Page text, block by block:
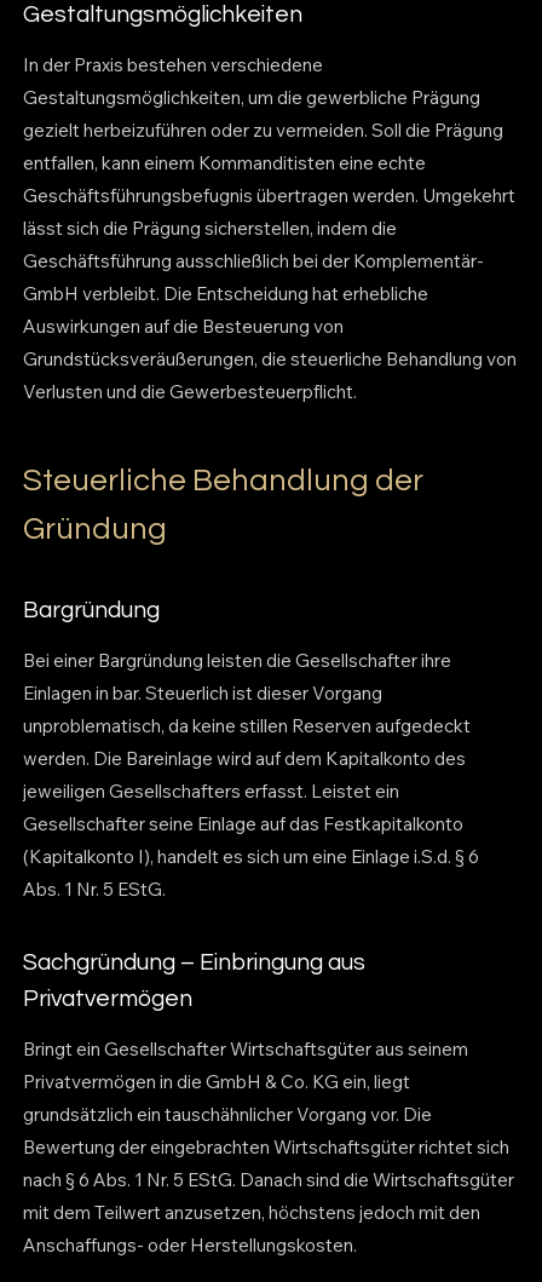
Gestaltungsmöglichkeiten
In der Praxis bestehen verschiedene
Gestaltungsmöglichkeiten, um die gewerbliche Prägung
gezielt herbeizuführen oder zu vermeiden. Soll die Prägung
entfallen, kann einem Kommanditisten eine echte
Geschäftsführungsbefugnis übertragen werden. Umgekehrt
lässt sich die Prägung sicherstellen, indem die
Geschäftsführung ausschließlich bei der Komplementär-
GmbH verbleibt. Die Entscheidung hat erhebliche
Auswirkungen auf die Besteuerung von
Grundstücksveräußerungen, die steuerliche Behandlung von
Verlusten und die Gewerbesteuerpflicht.
Steuerliche Behandlung der
Gründung
Bargründung
Bei einer Bargründung leisten die Gesellschafter ihre
Einlagen in bar. Steuerlich ist dieser Vorgang
unproblematisch, da keine stillen Reserven aufgedeckt
werden. Die Bareinlage wird auf dem Kapitalkonto des
jeweiligen Gesellschafters erfasst. Leistet ein
Gesellschafter seine Einlage auf das Festkapitalkonto
(Kapitalkonto I), handelt es sich um eine Einlage i.S.d. § 6
Abs. 1 Nr. 5 EStG.
Sachgründung – Einbringung aus
Privatvermögen
Bringt ein Gesellschafter Wirtschaftsgüter aus seinem
Privatvermögen in die GmbH & Co. KG ein, liegt
grundsätzlich ein tauschähnlicher Vorgang vor. Die
Bewertung der eingebrachten Wirtschaftsgüter richtet sich
nach § 6 Abs. 1 Nr. 5 EStG. Danach sind die Wirtschaftsgüter
mit dem Teilwert anzusetzen, höchstens jedoch mit den
Anschaffungs- oder Herstellungskosten.